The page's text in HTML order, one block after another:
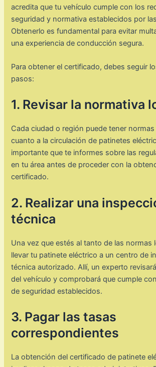
acredita que tu vehículo cumple con los
seguridad y normativa establecidos por
Obtenerlo es fundamental para evitar
una experiencia de conducción segura.
Para obtener el certificado, debes seguir
pasos:
1. Revisar la normativa
Cada ciudad o región puede tener
cuanto a la circulación de patinetes
importante que te informes sobre las
en tu área antes de proceder con la
certificado.
2. Realizar una
técnica
Una vez que estés al tanto de las normas
llevar tu patinete eléctrico a un centro de
técnica autorizado. Allí, un experto
del vehículo y comprobará que cumple
de seguridad establecidos.
3. Pagar las tasas
correspondientes
La obtención del certificado de patinete